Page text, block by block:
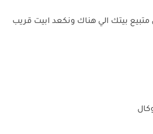
بيتك الي هناك ونكعد ابيت قريب